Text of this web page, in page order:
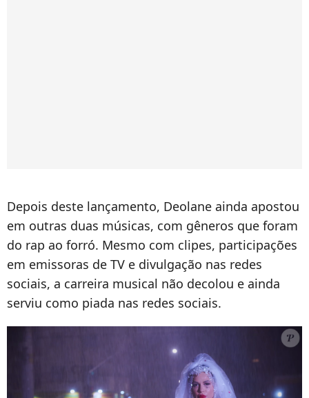
Depois deste lançamento, Deolane ainda apostou
em outras duas músicas, com gêneros que foram
do rap ao forró. Mesmo com clipes, participações
em emissoras de TV e divulgação nas redes
sociais, a carreira musical não decolou e ainda
serviu como piada nas redes sociais.